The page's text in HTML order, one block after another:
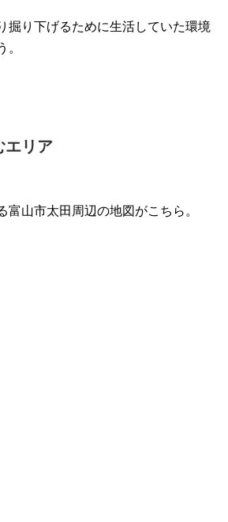
掘り下げるために生活していた環境
。
エリア
富山市太田周辺の地図がこちら。